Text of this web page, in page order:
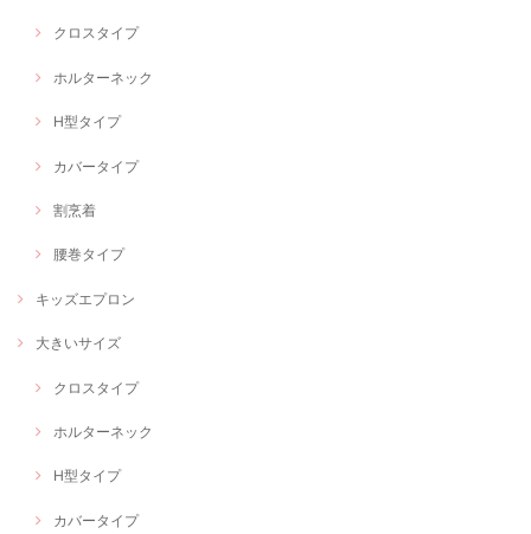
クロスタイプ
ホルターネック
H型タイプ
カバータイプ
割烹着
腰巻タイプ
キッズエプロン
大きいサイズ
クロスタイプ
ホルターネック
H型タイプ
カバータイプ